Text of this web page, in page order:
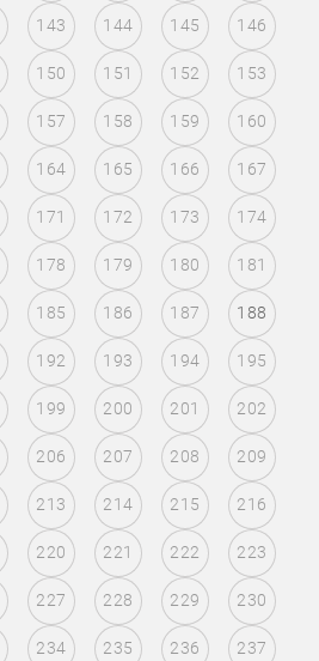
143 144 145 146
150 151 152 153
157 158 159 160
164 165 166 167
171 172 173 174
178 179 180 181
185 186 187 188
192 193 194 195
199 200 201 202
206 207 208 209
213 214 215 216
220 221 222 223
227 228 229 230
234 235 236 237